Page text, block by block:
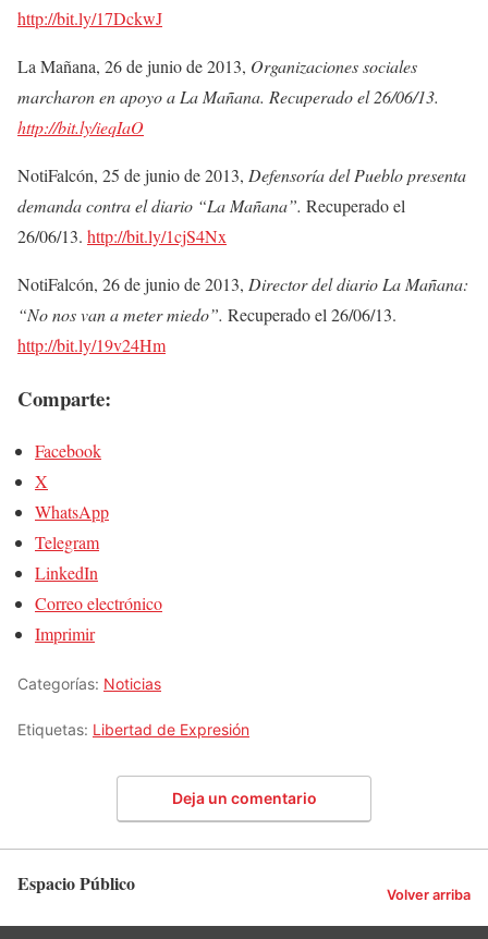
http://bit.ly/17DckwJ
La Mañana, 26 de junio de 2013, Organizaciones sociales
marcharon en apoyo a La Mañana. Recuperado el 26/06/13.
http://bit.ly/ieqIaO
NotiFalcón, 25 de junio de 2013, Defensoría del Pueblo presenta
demanda contra el diario “La Mañana”. Recuperado el
26/06/13. http://bit.ly/1cjS4Nx
NotiFalcón, 26 de junio de 2013, Director del diario La Mañana:
“No nos van a meter miedo”. Recuperado el 26/06/13.
http://bit.ly/19v24Hm
Comparte:
Facebook
X
WhatsApp
Telegram
LinkedIn
Correo electrónico
Imprimir
Categorías: Noticias
Etiquetas: Libertad de Expresión
Deja un comentario
Espacio Público Volver arriba